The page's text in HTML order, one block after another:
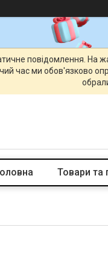
повідомлення. На
час ми обов'язково
Товари та